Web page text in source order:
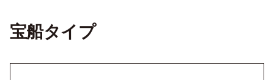
宝船タイプ